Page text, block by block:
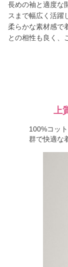
長めの袖と適度な
スまで幅広く活躍
柔らかな素材感で
との相性も良く、
上
100%コッ
群で快適な